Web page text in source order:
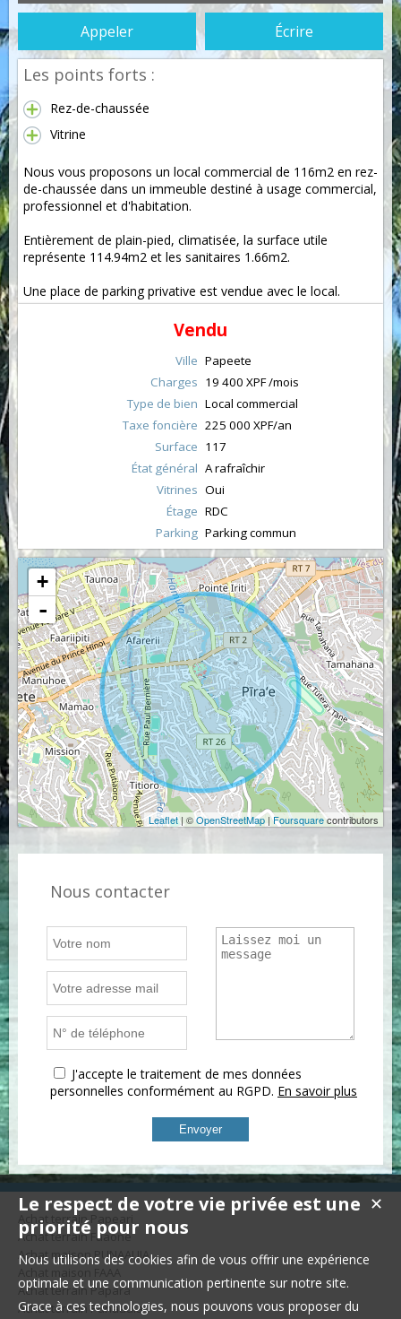
Appeler Écrire
Les points forts :
Rez-de-chaussée
Vitrine
Nous vous proposons un local commercial de 116m2 en rez-
de-chaussée dans un immeuble destiné à usage commercial,
professionnel et d'habitation.
Entièrement de plain-pied, climatisée, la surface utile
représente 114.94m2 et les sanitaires 1.66m2.
Une place de parking privative est vendue avec le local.
Vendu
Ville Papeete
Charges 19 400 XPF /mois
Type de bien Local commercial
Taxe foncière 225 000 XPF/an
Surface 117
État général A rafraîchir
Vitrines Oui
Étage RDC
Parking Parking commun
+
-
Leaflet| ©OpenStreetMap |Foursquarecontributors
Nous contacter
J'accepte le traitement de mes données
personnelles conformément au RGPD. En savoir plus
Achat terrain Papeari
Achat terrain Faaone
Achat maison PUNAAUIA
Achat terrain Papara
Achat terrain Punaauia
✕
Le respect de votre vie privée est une
priorité pour nous
Nous utilisons des cookies afin de vous offrir une expérience
optimale et une communication pertinente sur notre site.
Grace à ces technologies, nous pouvons vous proposer du